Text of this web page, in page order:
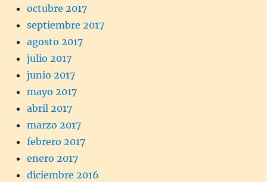
octubre 2017
septiembre 2017
agosto 2017
julio 2017
junio 2017
mayo 2017
abril 2017
marzo 2017
febrero 2017
enero 2017
diciembre 2016